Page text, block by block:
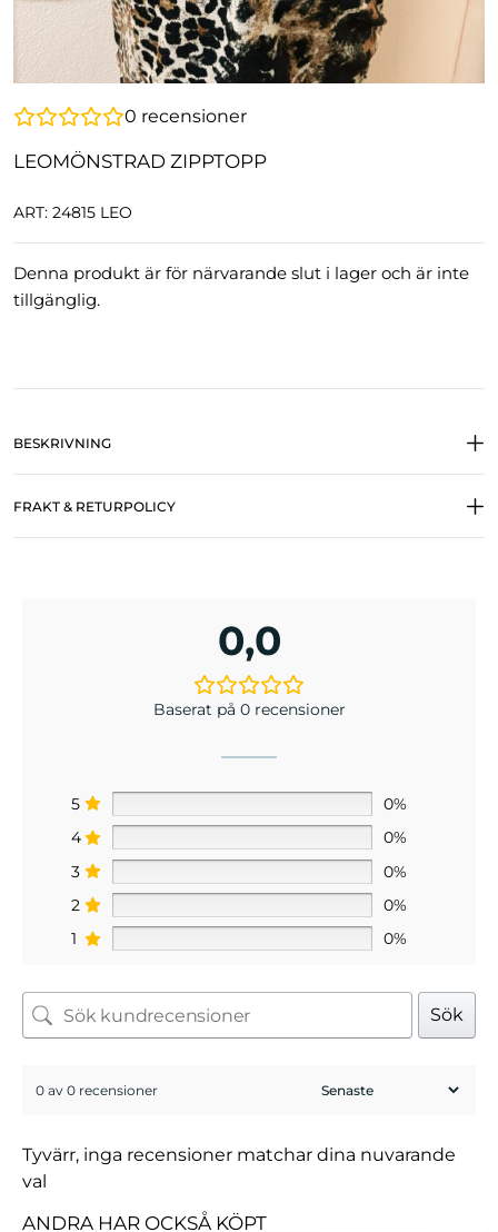
0 recensioner
LEOMÖNSTRAD ZIPPTOPP
ART: 24815 LEO
Denna produkt är för närvarande slut i lager och är inte
tillgänglig.
BESKRIVNING
FRAKT & RETURPOLICY
0,0
Baserat på 0 recensioner
5
0%
4
0%
3
0%
2
0%
1
0%
Sök
0 av 0 recensioner
Tyvärr, inga recensioner matchar dina nuvarande
val
ANDRA HAR OCKSÅ KÖPT